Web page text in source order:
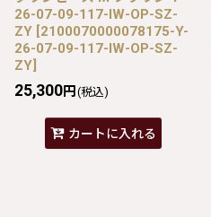
26-07-09-117-IW-OP-SZ-
ZY [2100070000078175-Y-
26-07-09-117-IW-OP-SZ-
ZY]
25,300円 (税込)
カートに入れる